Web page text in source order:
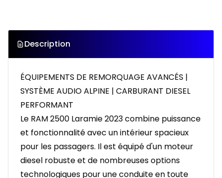
Description
ÉQUIPEMENTS DE REMORQUAGE AVANCÉS |
SYSTÈME AUDIO ALPINE | CARBURANT DIESEL
PERFORMANT
Le RAM 2500 Laramie 2023 combine puissance
et fonctionnalité avec un intérieur spacieux
pour les passagers. Il est équipé d'un moteur
diesel robuste et de nombreuses options
technologiques pour une conduite en toute